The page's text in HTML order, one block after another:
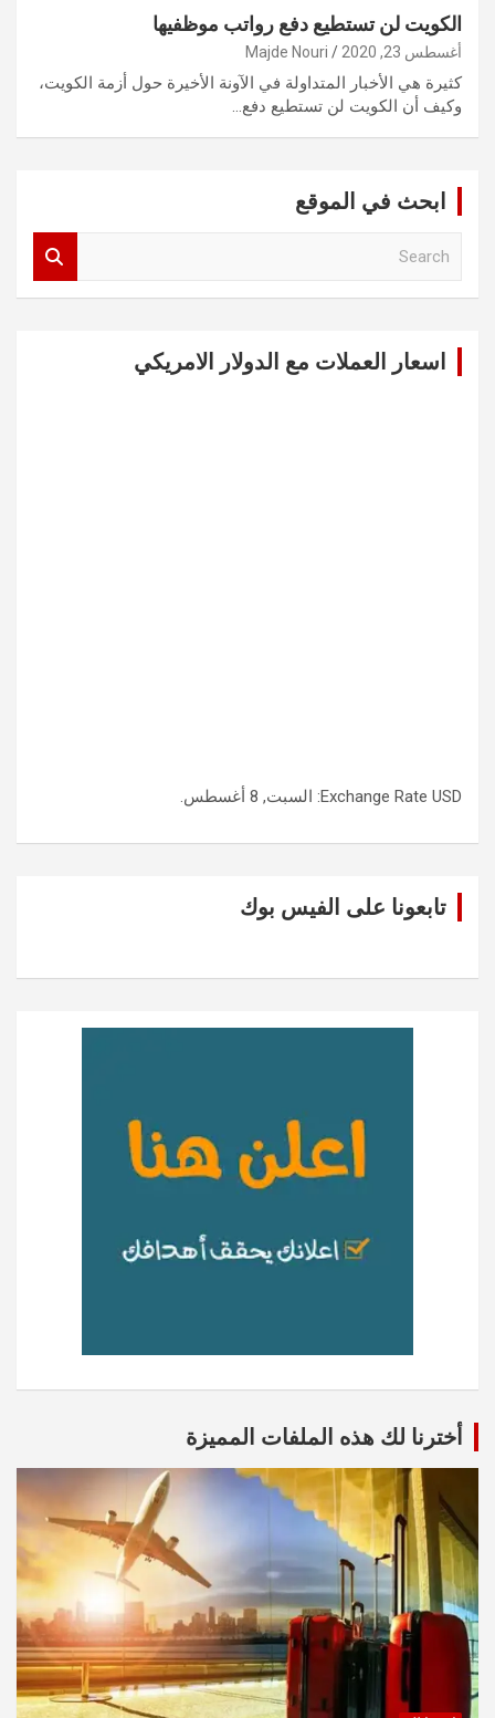
الكويت لن تستطيع دفع رواتب موظفيها
أغسطس 23, 2020 Majde Nouri
كثيرة هي الأخبار المتداولة في الآونة الأخيرة حول أزمة الكويت،
وكيف أن الكويت لن تستطيع دفع…
ابحث في الموقع
اسعار العملات مع الدولار الامريكي
Exchange Rate USD : السبت, 8 أغسطس.
تابعونا على الفيس بوك
أخترنا لك هذه الملفات المميزة